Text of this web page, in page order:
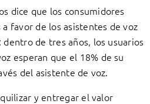
dice que los consumidores
favor de los asistentes de voz
de tres años, los usuarios
esperan que el 18% de su
del asistente de voz.
y entregar el valor